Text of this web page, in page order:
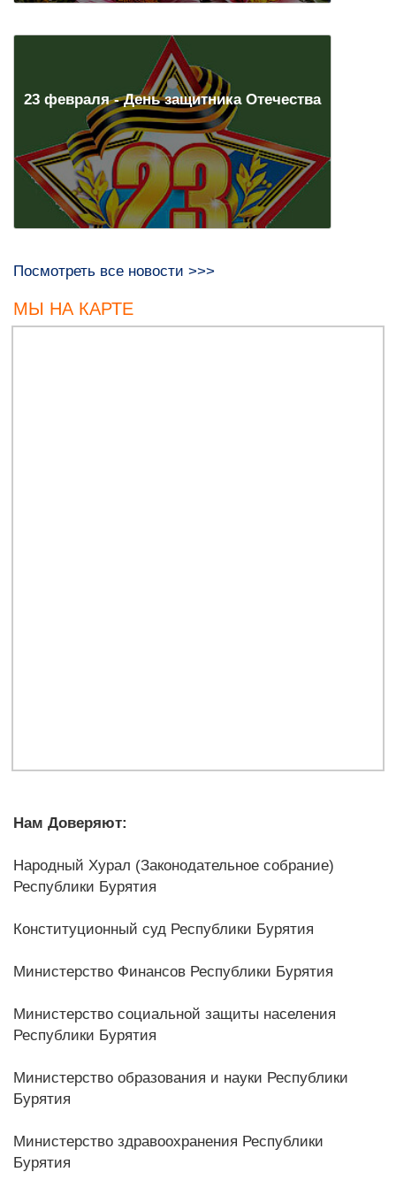
23 февраля - День защитника Отечества
Посмотреть все новости >>>
МЫ НА КАРТЕ
Нам Доверяют:
Народный Хурал (Законодательное собрание)
Республики Бурятия
Конституционный суд Республики Бурятия
Министерство Финансов Республики Бурятия
Министерство социальной защиты населения
Республики Бурятия
Министерство образования и науки Республики
Бурятия
Министерство здравоохранения Республики
Бурятия